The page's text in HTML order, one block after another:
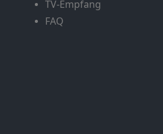
TV-Empfang
FAQ